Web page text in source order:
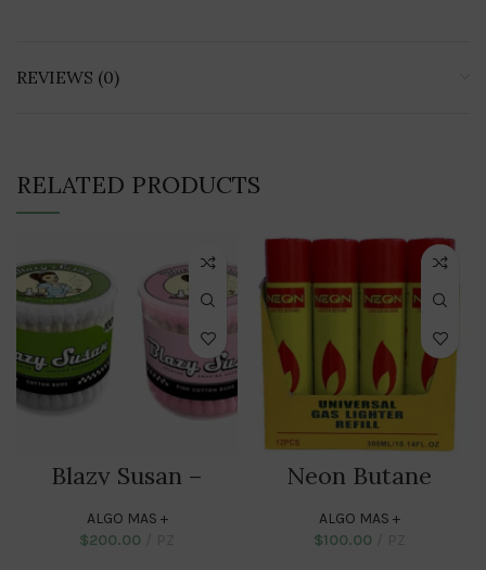
REVIEWS (0)
RELATED PRODUCTS
Blazy Susan –
Cotton Buds
ALGO MAS +
$200.00
Neon Butane
Universal Lighter
Fuel 300ml
ALGO MAS +
$100.00